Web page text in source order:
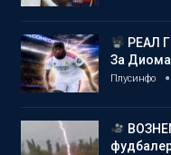
РЕАЛ
За
Плусинфо